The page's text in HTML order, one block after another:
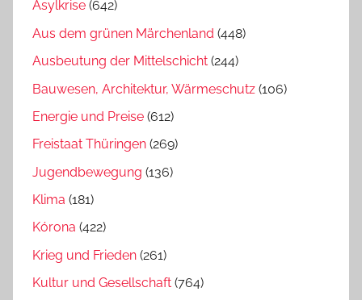
Asylkrise (642)
Aus dem grünen Märchenland (448)
Ausbeutung der Mittelschicht (244)
Bauwesen, Architektur, Wärmeschutz (106)
Energie und Preise (612)
Freistaat Thüringen (269)
Jugendbewegung (136)
Klima (181)
Kórona (422)
Krieg und Frieden (261)
Kultur und Gesellschaft (764)